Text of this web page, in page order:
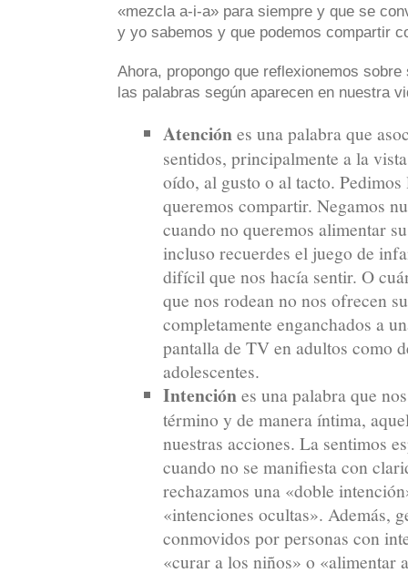
«mezcla a-i-a» para siempre y que se
y yo sabemos y que podemos compartir
Ahora, propongo que reflexionemos
las palabras según aparecen en nuestra
Atenciónes una palabra que
sentidos, principalmente a la
oído, al gusto o al tacto.
queremos compartir. Negamos
cuando no queremos alimentar
incluso recuerdes el juego de
difícil que nos hacía sentir. O
que nos rodean no nos ofrecen
completamente enganchados a
pantalla de TV en adultos como
adolescentes.
Intenciónes una palabra que
término y de manera íntima,
nuestras acciones. La sentimos
cuando no se manifiesta con
rechazamos una «doble
«intenciones ocultas». Además,
conmovidos por personas con
«curar a los niños» o «alimentar